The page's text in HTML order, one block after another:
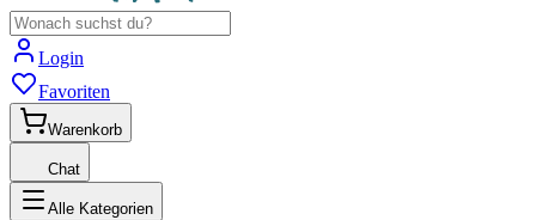
Login
Favoriten
Warenkorb
Chat
Alle Kategorien